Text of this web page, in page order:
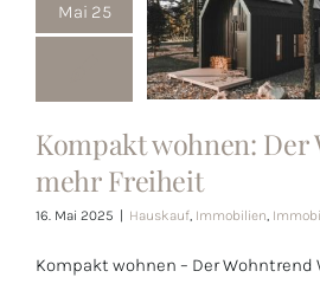
Mai 25
Kompakt
wohnen:
Wohntrend
mehr
Kompakt wohnen:
mehr Freiheit
16. Mai 2025 Hauskauf, Immobilien,
Kompakt wohnen – Der Wohntrend